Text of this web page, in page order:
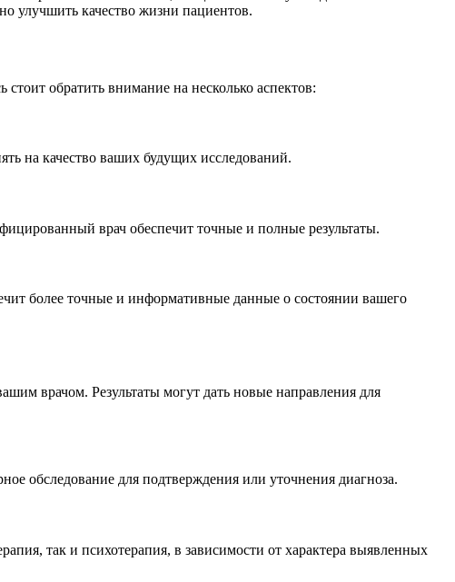
улучшить качество жизни пациентов.
обратить внимание на несколько аспектов:
на качество ваших будущих исследований.
врач обеспечит точные и полные результаты.
более точные и информативные данные о состоянии вашего
врачом. Результаты могут дать новые направления для
обследование для подтверждения или уточнения диагноза.
так и психотерапия, в зависимости от характера выявленных